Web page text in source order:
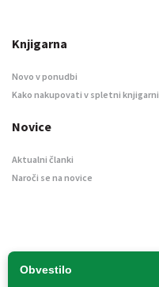
Obvestilo
Knjigarna
Novo v ponudbi
Kako nakupovati v spletni knjigarni
Novice
Aktualni članki
Naroči se na novice